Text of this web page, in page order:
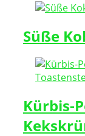
Süße
Kürbis-